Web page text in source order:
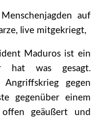
auf
live mitgekriegt,
Maduros ist ein
hat was gesagt.
Angriffskrieg gegen
gegenüber einem
offen geäußert und